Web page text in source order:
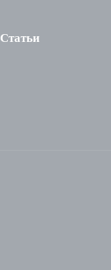
Статьи